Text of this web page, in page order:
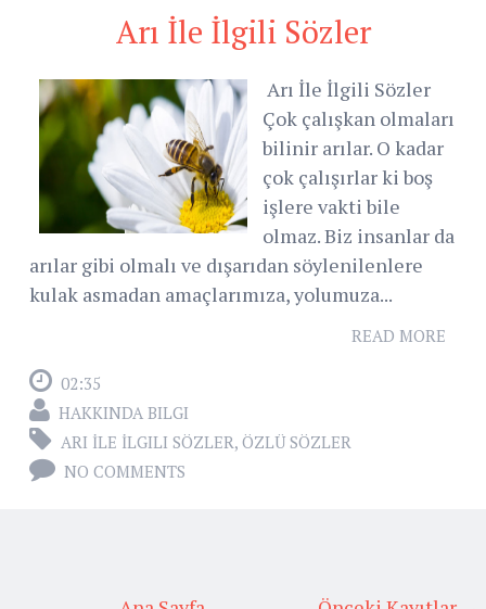
Arı İle İlgili Sözler
Arı İle İlgili Sözler
Çok çalışkan olmaları
bilinir arılar. O kadar
çok çalışırlar ki boş
işlere vakti bile
olmaz. Biz insanlar da
arılar gibi olmalı ve dışarıdan söylenilenlere
kulak asmadan amaçlarımıza, yolumuza...
READ MORE
02:35
HAKKINDA BILGI
ARI İLE İLGILI SÖZLER, ÖZLÜ SÖZLER
NO COMMENTS